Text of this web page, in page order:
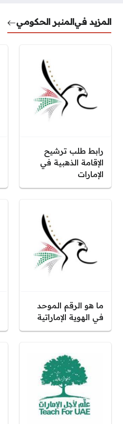
المزيد فيالمنبر الحكومي
رابط طلب ترشيح
الإقامة الذهبية في
الإمارات
ما هو الرقم الموحد
في الهوية الإماراتية